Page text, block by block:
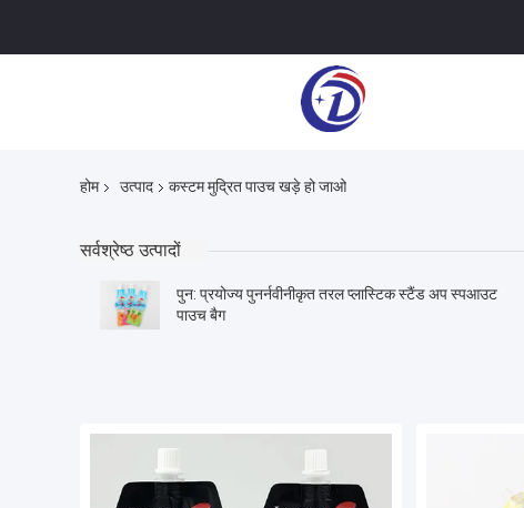
होम उत्पाद कस्टम मुद्रित पाउच खड़े हो जाओ
सर्वश्रेष्ठ उत्पादों
पुन: प्रयोज्य पुनर्नवीनीकृत तरल प्लास्टिक स्टैंड अप स्पआउट
पाउच बैग